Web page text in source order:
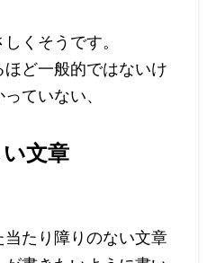
くそうです。
ど一般的ではないけ
ていない、
文章
たり障りのない文章